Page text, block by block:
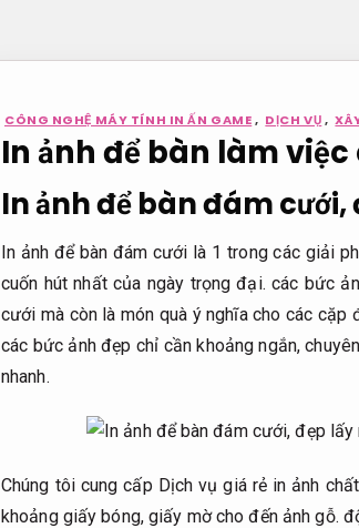
CÔNG NGHỆ MÁY TÍNH IN ẤN GAME , DỊCH VỤ ,
In ảnh để bàn làm
In ảnh để bàn đám
In ảnh để bàn đám cưới là 1 trong các giải
cuốn hút nhất của ngày trọng đại. các bức
cưới mà còn là món quà ý nghĩa cho các
các bức ảnh đẹp chỉ cần khoảng ngắn,
nhanh.
Chúng tôi cung cấp Dịch vụ giá rẻ in ảnh
khoảng giấy bóng, giấy mờ cho đến ảnh gỗ.